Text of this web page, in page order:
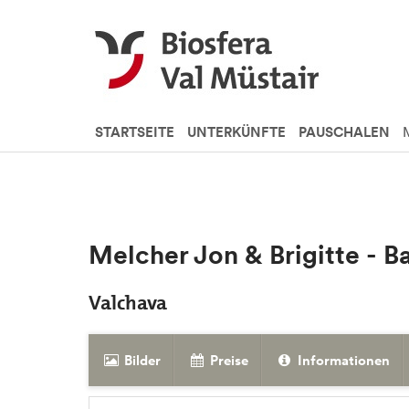
STARTSEITE UNTERKÜNFTE PAUSCHALEN
Melcher Jon & Brigitte -
Valchava
Bilder Preise Informationen